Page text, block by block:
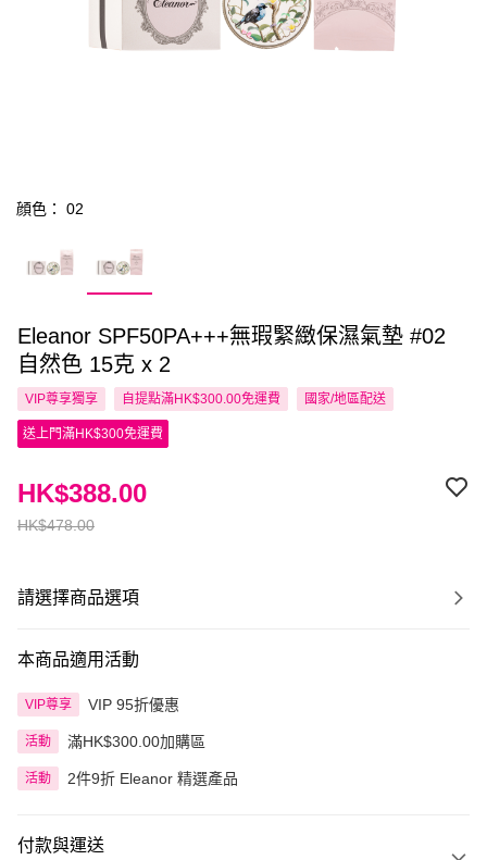
顔色： 02
Eleanor SPF50PA+++無瑕緊緻保濕氣墊 #02
自然色 15克 x 2
VIP尊享獨享 自提點滿HK$300.00免運費 國家/地區配送
送上門滿HK$300免運費
HK$478.00
HK$388.00
請選擇商品選項
本商品適用活動
VIP尊享 VIP 95折優惠
活動 滿HK$300.00加購區
活動 2件9折 Eleanor 精選產品
付款與運送